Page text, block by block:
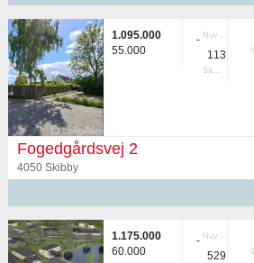
1.095.000
55.000
- Nuvær.
113
Samlet
Fogedgårdsvej 2
4050 Skibby
1.175.000
60.000
- Nuvær.
529